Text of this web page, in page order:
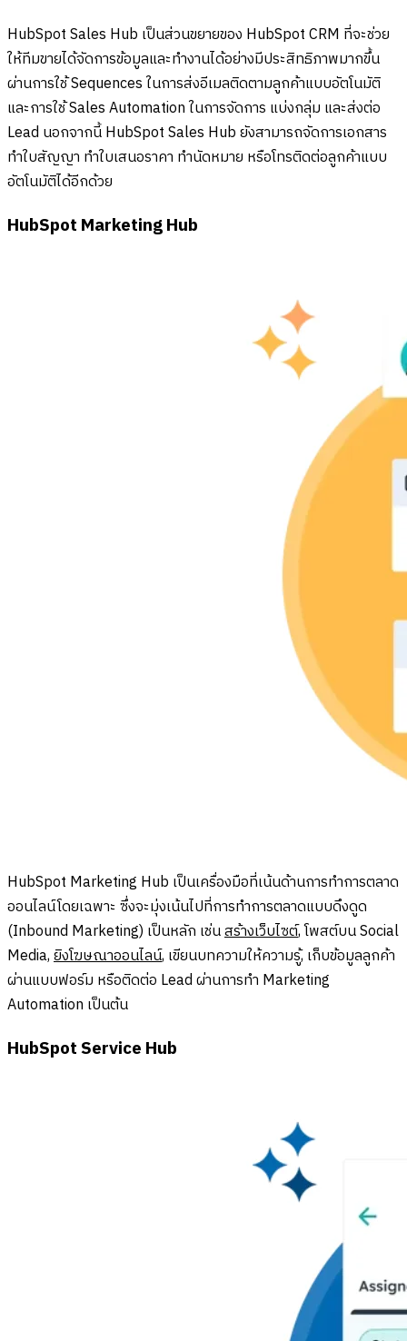
HubSpot Sales Hub เป็นส่วนขยายของ HubSpot CRM ที่จะช่วย
ให้ทีมขายได้จัดการข้อมูลและทำงานได้อย่างมีประสิทธิภาพมากขึ้น
ผ่านการใช้ Sequences ในการส่งอีเมลติดตามลูกค้าแบบอัตโนมัติ
และการใช้ Sales Automation ในการจัดการ แบ่งกลุ่ม และส่งต่อ
Lead นอกจากนี้ HubSpot Sales Hub ยังสามารถจัดการเอกสาร
ทำใบสัญญา ทำใบเสนอราคา ทำนัดหมาย หรือโทรติดต่อลูกค้าแบบ
อัตโนมัติได้อีกด้วย
HubSpot Marketing Hub
HubSpot Marketing Hub เป็นเครื่องมือที่เน้นด้านการทำการตลาด
ออนไลน์โดยเฉพาะ ซึ่งจะมุ่งเน้นไปที่การทำการตลาดแบบดึงดูด
(Inbound Marketing) เป็นหลัก เช่นสร้างเว็บไซต์, โพสต์บน Social
Media,ยิงโฆษณาออนไลน์, เขียนบทความให้ความรู้, เก็บข้อมูลลูกค้า
ผ่านแบบฟอร์ม หรือติดต่อ Lead ผ่านการทำ Marketing
Automation เป็นต้น
HubSpot Service Hub